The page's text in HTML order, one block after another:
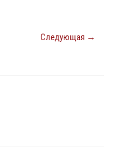
Следующая →